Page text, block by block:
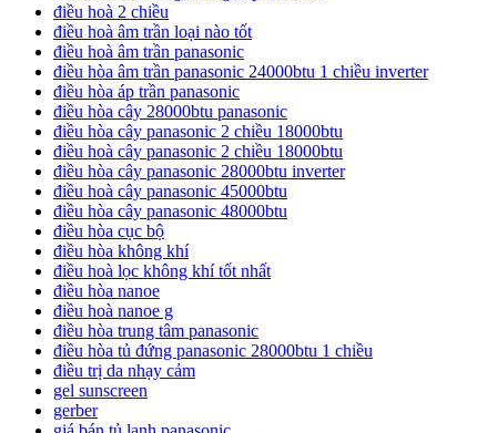
điều hoà 2 chiều
điều hoà âm trần loại nào tốt
điều hoà âm trần panasonic
điều hòa âm trần panasonic 24000btu 1 chiều inverter
điều hòa áp trần panasonic
điều hòa cây 28000btu panasonic
điều hòa cây panasonic 2 chiều 18000btu
điều hoà cây panasonic 2 chiều 18000btu
điều hòa cây panasonic 28000btu inverter
điều hoà cây panasonic 45000btu
điều hòa cây panasonic 48000btu
điều hòa cục bộ
điều hòa không khí
điều hoà lọc không khí tốt nhất
điều hòa nanoe
điều hoà nanoe g
điều hòa trung tâm panasonic
điều hòa tủ đứng panasonic 28000btu 1 chiều
điều trị da nhạy cảm
gel sunscreen
gerber